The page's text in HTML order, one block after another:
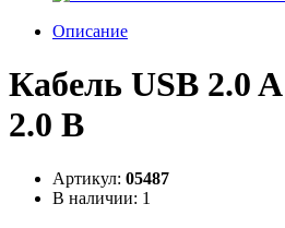
Описание
Кабель USB 2.0
2.0 B
Артикул: 05487
В наличии: 1